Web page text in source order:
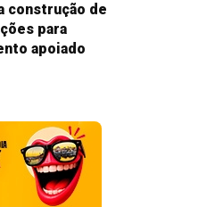
construção de
para
apoiado